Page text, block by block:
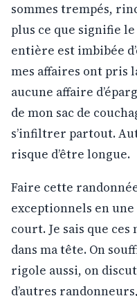
sommes trempés,
plus ce que signifie
entière est imbibée
mes affaires ont pris
aucune affaire
de mon sac de
s’infiltrer partout.
risque d’être longue.
Faire cette
exceptionnels en
court. Je sais que
dans ma tête. On
rigole aussi, on
d’autres